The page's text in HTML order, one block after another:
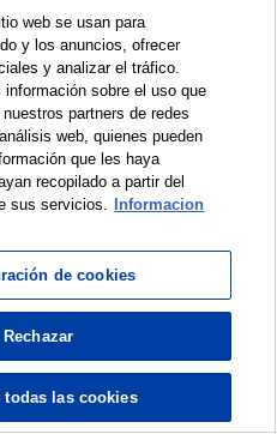
web se usan para
y los anuncios, ofrecer
y analizar el tráfico.
sobre el uso que
partners de redes
web, quienes pueden
que les haya
recopilado a partir del
sus servicios.
Informacion
de cookies
Rechazar
todas las cookies